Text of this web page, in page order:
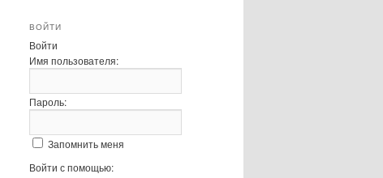
ВОЙТИ
Войти
Имя пользователя:
Пароль:
Запомнить меня
Войти с помощью: